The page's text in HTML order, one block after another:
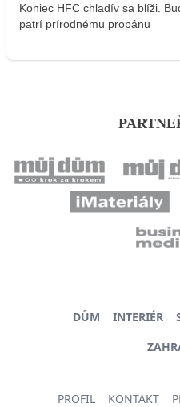
Koniec HFC chladív sa blíži.
patrí prírodnému propánu
DŮM INTERIÉR
PROFIL KONTAKT